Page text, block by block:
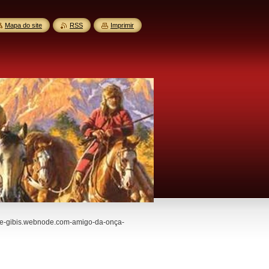
gibis.webnode.com-amigo-da-onça-
Mapa do site RSS Imprimir